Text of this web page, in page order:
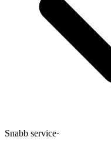
Snabb service·